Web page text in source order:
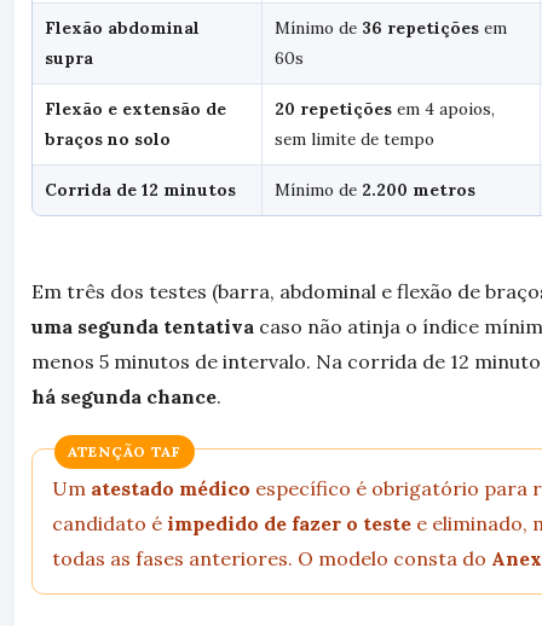
Flexão abdominal
supra
Mínimo de 36 repetições em
60s
Flexão e extensão de
braços no solo
20 repetições em 4 apoios,
sem limite de tempo
Corrida de 12 minutos Mínimo de 2.200 metros
Em três dos testes (barra, abdominal e flexão de
uma segunda tentativa caso não atinja o índice
menos 5 minutos de intervalo. Na corrida de 12
há segunda chance.
ATENÇÃO TAF
Um atestado médico específico é obrigatório para
candidato é impedido de fazer o teste e eliminado,
todas as fases anteriores. O modelo consta do